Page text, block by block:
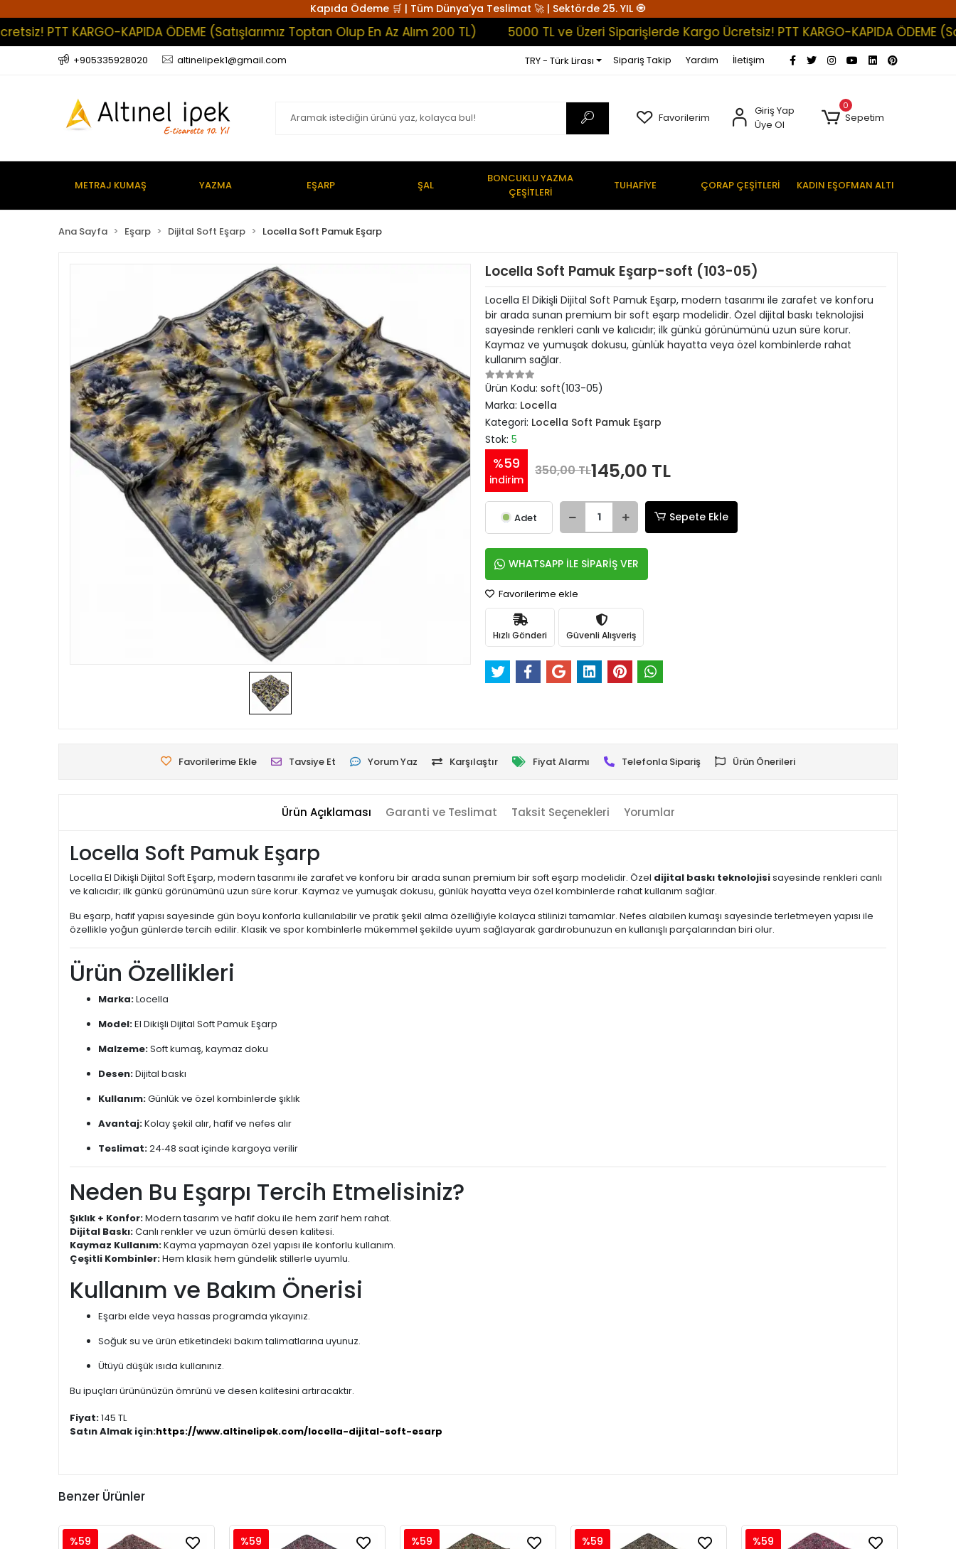
Kapıda Ödeme 🛒 | Tüm Dünya'ya Teslimat 🚀 | Sektörde 25. YIL 🧿
KARGO-KAPIDA ÖDEME (Satışlarımız Toptan Olup En Az Alım 200 TL) 5000 TL ve Üzeri Siparişlerde Kargo Ücretsiz! PTT KARGO-KAPIDA ÖDEME
+905335928020 altinelipek1@gmail.com TRY - Türk Lirası Sipariş Takip Yardım İletişim
Favorilerim
Giriş Yap
Üye Ol
0
Sepetim
METRAJ KUMAŞ YAZMA EŞARP ŞAL
BONCUKLU YAZMA
ÇEŞİTLERİ
TUHAFİYE ÇORAP ÇEŞİTLERİ KADIN EŞOFMAN ALTI
Ana Sayfa Eşarp Dijital Soft Eşarp Locella Soft Pamuk Eşarp
Locella Soft Pamuk Eşarp-soft (103-05)
Locella El Dikişli Dijital Soft Pamuk Eşarp, modern tasarımı ile zarafet ve konforu
bir arada sunan premium bir soft eşarp modelidir. Özel dijital baskı teknolojisi
sayesinde renkleri canlı ve kalıcıdır; ilk günkü görünümünü uzun süre korur.
Kaymaz ve yumuşak dokusu, günlük hayatta veya özel kombinlerde rahat
kullanım sağlar.
Ürün Kodu: soft(103-05)
Marka: Locella
Kategori: Locella Soft Pamuk Eşarp
Stok: 5
%59
indirim
350,00 TL145,00 TL
Adet Sepete Ekle
WHATSAPP İLE SİPARİŞ VER
Favorilerime ekle
Hızlı Gönderi Güvenli Alışveriş
Favorilerime Ekle Tavsiye Et Yorum Yaz Karşılaştır Fiyat Alarmı Telefonla Sipariş Ürün Önerileri
Ürün Açıklaması Garanti ve Teslimat Taksit Seçenekleri Yorumlar
Locella Soft Pamuk Eşarp
Locella El Dikişli Dijital Soft Eşarp, modern tasarımı ile zarafet ve konforu bir arada sunan premium bir soft eşarp modelidir. Özel dijital baskı teknolojisisayesinde renkleri canlı
ve kalıcıdır; ilk günkü görünümünü uzun süre korur. Kaymaz ve yumuşak dokusu, günlük hayatta veya özel kombinlerde rahat kullanım sağlar.
Bu eşarp, hafif yapısı sayesinde gün boyu konforla kullanılabilir ve pratik şekil alma özelliğiyle kolayca stilinizi tamamlar. Nefes alabilen kumaşı sayesinde terletmeyen yapısı ile
özellikle yoğun günlerde tercih edilir. Klasik ve spor kombinlerle mükemmel şekilde uyum sağlayarak gardırobunuzun en kullanışlı parçalarından biri olur.
Ürün Özellikleri
Marka:Locella
Model:El Dikişli Dijital Soft Pamuk Eşarp
Malzeme:Soft kumaş, kaymaz doku
Desen:Dijital baskı
Kullanım:Günlük ve özel kombinlerde şıklık
Avantaj:Kolay şekil alır, hafif ve nefes alır
Teslimat:24‑48 saat içinde kargoya verilir
Neden Bu Eşarpı Tercih Etmelisiniz?
Şıklık + Konfor:Modern tasarım ve hafif doku ile hem zarif hem rahat.
Dijital Baskı:Canlı renkler ve uzun ömürlü desen kalitesi.
Kaymaz Kullanım:Kayma yapmayan özel yapısı ile konforlu kullanım.
Çeşitli Kombinler:Hem klasik hem gündelik stillerle uyumlu.
Kullanım ve Bakım Önerisi
Eşarbı elde veya hassas programda yıkayınız.
Soğuk su ve ürün etiketindeki bakım talimatlarına uyunuz.
Ütüyü düşük ısıda kullanınız.
Bu ipuçları ürününüzün ömrünü ve desen kalitesini artıracaktır.
Fiyat:145 TL
Satın Almak için:https://www.altinelipek.com/locella-dijital-soft-esarp
Benzer Ürünler
%59 %59 %59 %59 %59